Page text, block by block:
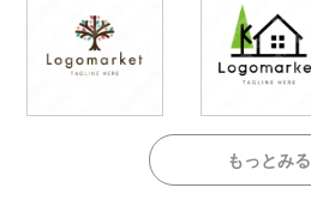
もっとみる